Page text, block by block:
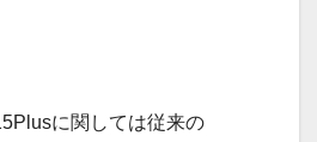
に関しては従来の